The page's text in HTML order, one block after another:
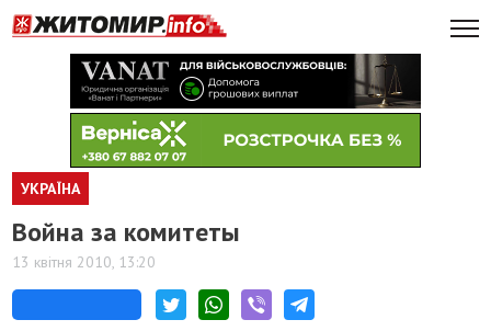
УКРАЇНА
Война за комитеты
13 квітня 2010, 13:20